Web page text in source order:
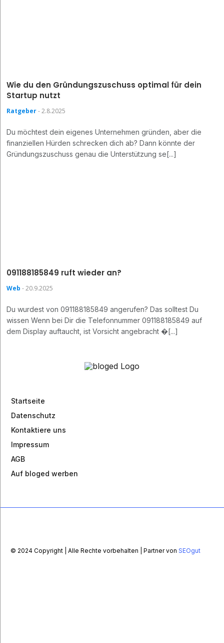
Wie du den Gründungszuschuss optimal für dein
Startup nutzt
Ratgeber- 2.8.2025
Du möchtest dein eigenes Unternehmen gründen, aber die
finanziellen Hürden schrecken dich ab? Dann könnte der
Gründungszuschuss genau die Unterstützung se[...]
091188185849 ruft wieder an?
Web - 20.9.2025
Du wurdest von 091188185849 angerufen? Das solltest Du
wissen Wenn bei Dir die Telefonnummer 091188185849 auf
dem Display auftaucht, ist Vorsicht angebracht �[...]
Startseite
Datenschutz
Kontaktiere uns
Impressum
AGB
Auf bloged werben
© 2024 Copyright | Alle Rechte vorbehalten | Partner von SEOgut